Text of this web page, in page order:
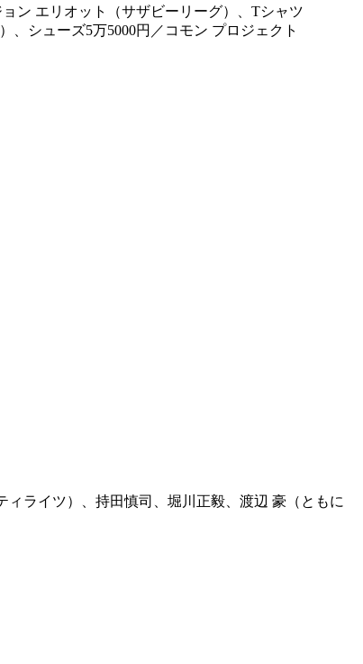
ン エリオット（サザビーリーグ）、Tシャツ
、シューズ5万5000円／コモン プロジェクト
ライツ）、持田慎司、堀川正毅、渡辺 豪（ともに